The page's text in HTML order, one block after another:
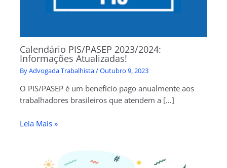
Calendário PIS/PASEP 2023/2024:
Informações Atualizadas!
ByAdvogada Trabalhista/Outubro 9, 2023
O PIS/PASEP é um benefício pago anualmente aos
trabalhadores brasileiros que atendem a […]
Leia Mais »